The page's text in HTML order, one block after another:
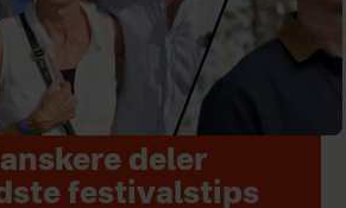
deler
festivalstips